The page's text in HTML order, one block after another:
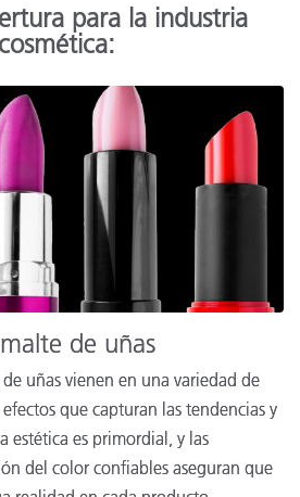
para la industria
cosmética:
de uñas
uñas vienen en una variedad de
que capturan las tendencias y
estética es primordial, y las
del color confiables aseguran que